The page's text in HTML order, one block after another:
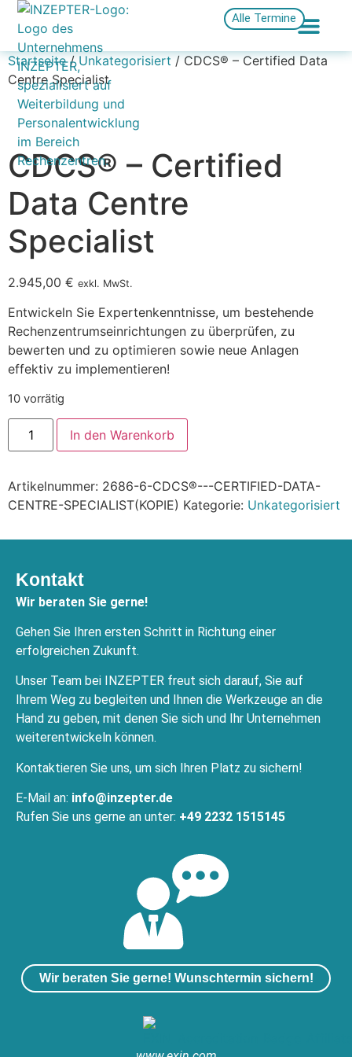
Alle Termine
Startseite/Unkategorisiert / CDCS® – Certified Data
Centre Specialist
CDCS® – Certified
Data Centre
Specialist
2.945,00 € exkl. MwSt.
Entwickeln Sie Expertenkenntnisse, um bestehende
Rechenzentrumseinrichtungen zu überprüfen, zu
bewerten und zu optimieren sowie neue Anlagen
effektiv zu implementieren!
10 vorrätig
In den Warenkorb
Artikelnummer: 2686-6-CDCS®---CERTIFIED-DATA-
CENTRE-SPECIALIST(KOPIE) Kategorie: Unkategorisiert
Kontakt
Wir beraten Sie gerne!
Gehen Sie Ihren ersten Schritt in Richtung einer
erfolgreichen Zukunft.
Unser Team bei INZEPTER freut sich darauf, Sie auf
Ihrem Weg zu begleiten und Ihnen die Werkzeuge an die
Hand zu geben, mit denen Sie sich und Ihr Unternehmen
weiterentwickeln können.
Kontaktieren Sie uns, um sich Ihren Platz zu sichern!
E-Mail an: info@inzepter.de
Rufen Sie uns gerne an unter: +49 2232 1515145
Wir beraten Sie gerne! Wunschtermin sichern!